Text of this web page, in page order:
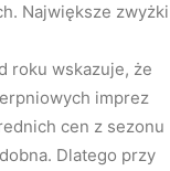
Największe zwyżki
roku wskazuje, że
imprez
cen z sezonu
Dlatego przy